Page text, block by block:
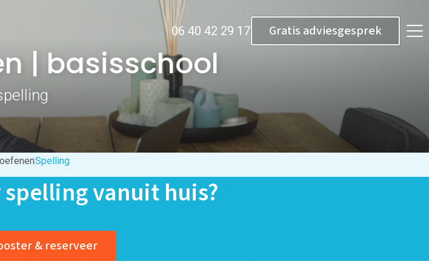
06 40 42 29 17 Gratis adviesgesprek
| basisschool
Spelling
vanuit huis?
& reserveer